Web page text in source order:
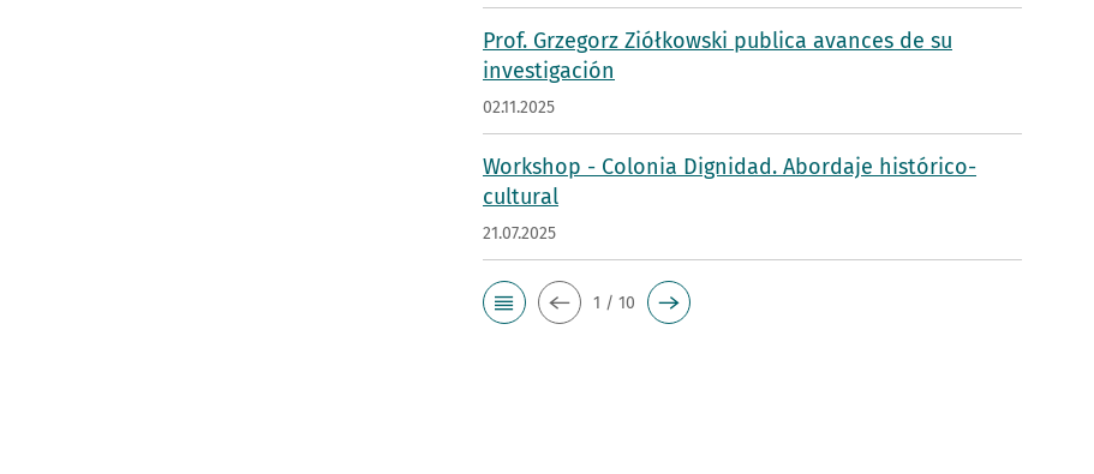
Prof. Grzegorz Ziółkowski publica avances de su
investigación
02.11.2025
Workshop - Colonia Dignidad. Abordaje histórico-
cultural
21.07.2025
1 / 10